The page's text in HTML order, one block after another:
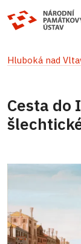
Hluboká nad
Cesta do